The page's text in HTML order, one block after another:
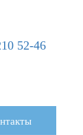
52-46